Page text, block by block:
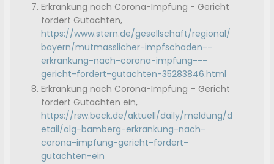
Erkrankung nach Corona-Impfung - Gericht
fordert Gutachten,
https://www.stern.de/gesellschaft/regional/
bayern/mutmasslicher-impfschaden--
erkrankung-nach-corona-impfung---
gericht-fordert-gutachten-35283846.html
Erkrankung nach Corona-Impfung – Gericht
fordert Gutachten ein,
https://rsw.beck.de/aktuell/daily/meldung/d
etail/olg-bamberg-erkrankung-nach-
corona-impfung-gericht-fordert-
gutachten-ein